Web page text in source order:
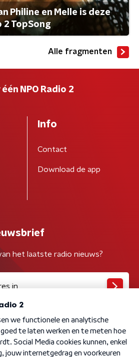
Philine en Melle is deze
2 TopSong
Alle fragmenten
één NPO Radio 2
Info
Contact
Download de app
het laatste radio nieuws?